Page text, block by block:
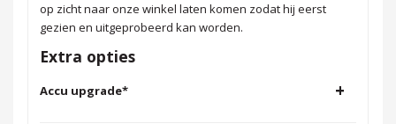
op zicht naar onze winkel laten komen zodat hij eerst
gezien en uitgeprobeerd kan worden.
Extra opties
Accu upgrade* +